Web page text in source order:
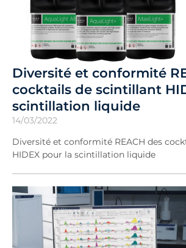
Diversité et conformité
cocktails de scintillant
scintillation liquide
14/03/2022
Diversité et conformité REACH des
HIDEX pour la scintillation liquide